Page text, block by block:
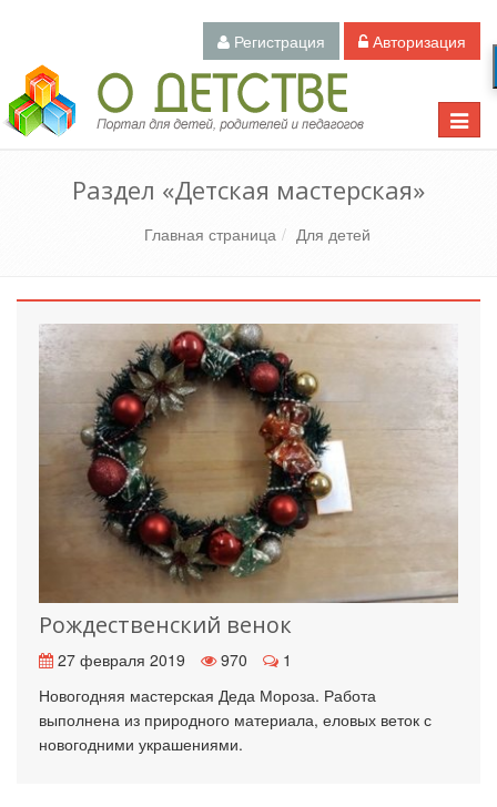
Регистрация Авторизация
Toggle
Педагогический портал «О детстве»
Раздел «Детская мастерская»
Главная страница Для детей
Рождественский венок
27 февраля 2019 970
1
Новогодняя мастерская Деда Мороза. Работа
выполнена из природного материала, еловых веток с
новогодними украшениями.